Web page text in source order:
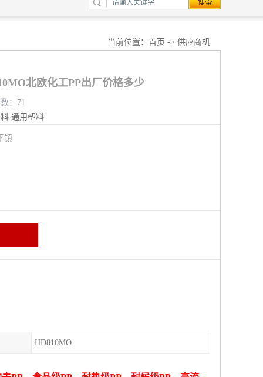
当前位置： 首页 -> 供应商机
北欧化工PP出厂价格多少
：71
通用塑料
镇
HD810MO